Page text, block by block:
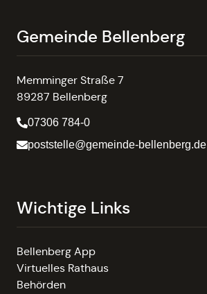
Gemeinde Bellenberg
Memminger Straße 7
89287 Bellenberg
07306 784-0
poststelle@gemeinde-bellenberg.de
Wichtige Links
Bellenberg App
Virtuelles Rathaus
Behörden